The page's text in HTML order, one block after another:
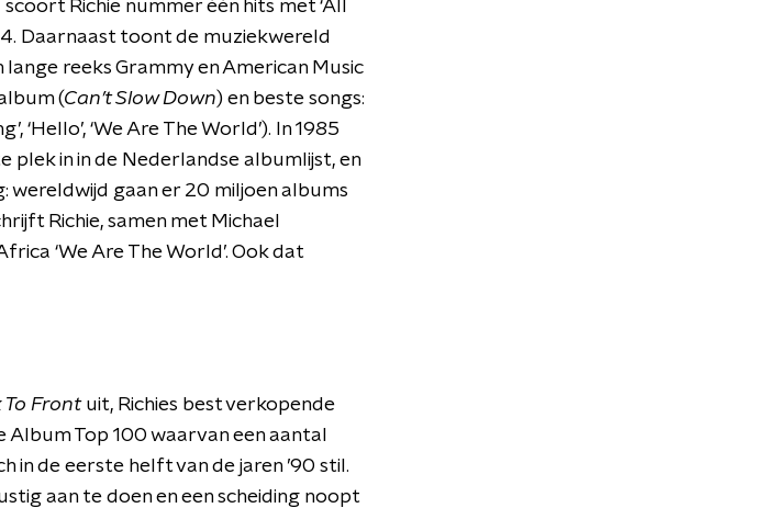
Richie nummer één hits met ‘All
Daarnaast toont de muziekwereld
reeks Grammy en American Music
(Can’t Slow Down) en beste songs:
‘Hello’, ‘We Are The World’). In 1985
plek in in de Nederlandse albumlijst, en
wereldwijd gaan er 20 miljoen albums
Richie, samen met Michael
‘We Are The World’. Ook dat
To Frontuit, Richies best verkopende
Top 100 waarvan een aantal
in de eerste helft van de jaren ’90 stil.
aan te doen en een scheiding noopt